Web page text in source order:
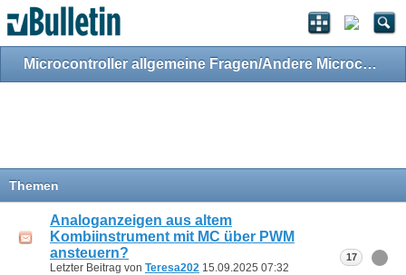
Microcontroller allgemeine Fragen/Andere Microcontroller
Themen
Analoganzeigen aus altem
Kombiinstrument mit MC über PWM
ansteuern?
Letzter Beitrag von Teresa202 15.09.2025 07:32
17